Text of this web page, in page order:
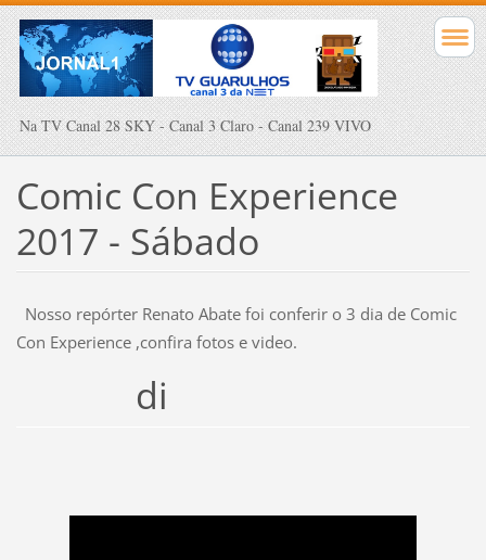
Na TV Canal 28 SKY - Canal 3 Claro - Canal 239 VIVO
Comic Con Experience
2017 - Sábado
Nosso repórter Renato Abate foi conferir o 3 dia de Comic
Con Experience ,confira fotos e video.
di